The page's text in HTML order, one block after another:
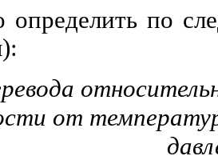
определить по
от